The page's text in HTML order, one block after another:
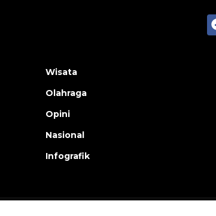
Wisata
Olahraga
Opini
Nasional
Infografik